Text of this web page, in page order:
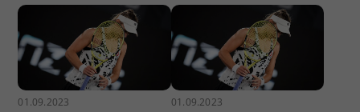
01.09.2023 01.09.2023